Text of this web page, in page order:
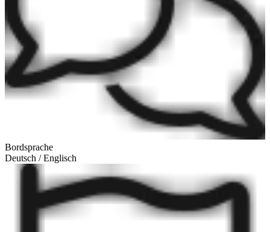
Bordsprache
Deutsch / Englisch